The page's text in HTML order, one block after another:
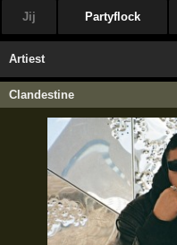
Jij Partyflock
Artiest
Clandestine